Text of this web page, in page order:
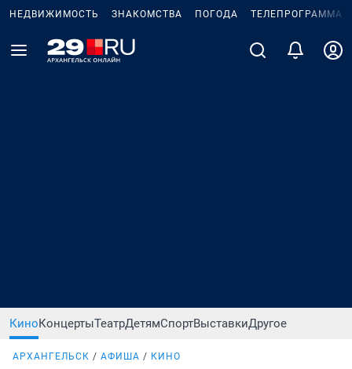
НЕДВИЖИМОСТЬ ЗНАКОМСТВА ПОГОДА ТЕЛЕПРОГРАММА
КиноКонцертыТеатрДетямСпортВыставкиДругое
АРХАНГЕЛЬСК АФИША КИНО